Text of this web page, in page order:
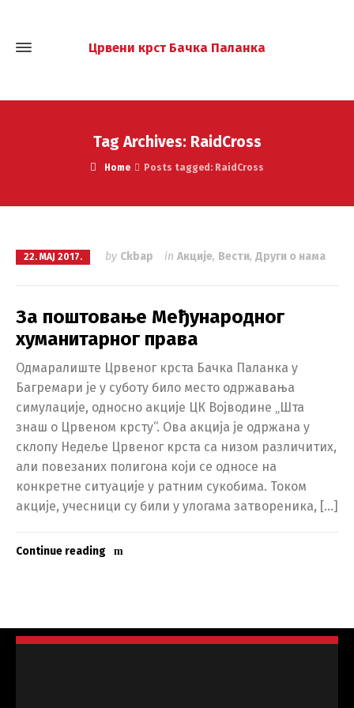
Црвени крст Бачка Паланка
Tag Archives: RaidCross
Home Posts tagged: RaidCross
22. МАЈ 2017. by Ckbap in Акције, Вести, Други о нама
За поштовање Међународног
хуманитарног права
Одмаралиште Црвеног крста Бачка Паланка у
Багремари је у суботу било место одржавања
симулације, односно акције ЦК Војводине „Шта
знаш о Црвеном крсту“. Ова акција је одржана у
склопу Недеље Црвеног крста са низом различитих,
али повезаних полигона који се односе на
конкретне ситуације у ратним сукобима. Током
акције, учесници су били у улогама затвореника, […]
Continue reading